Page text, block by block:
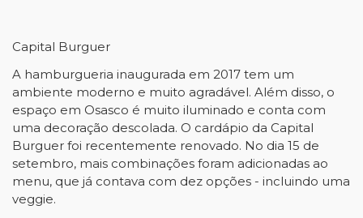
Capital Burguer
A hamburgueria inaugurada em 2017 tem um
ambiente moderno e muito agradável. Além disso, o
espaço em Osasco é muito iluminado e conta com
uma decoração descolada. O cardápio da Capital
Burguer foi recentemente renovado. No dia 15 de
setembro, mais combinações foram adicionadas ao
menu, que já contava com dez opções - incluindo uma
veggie.